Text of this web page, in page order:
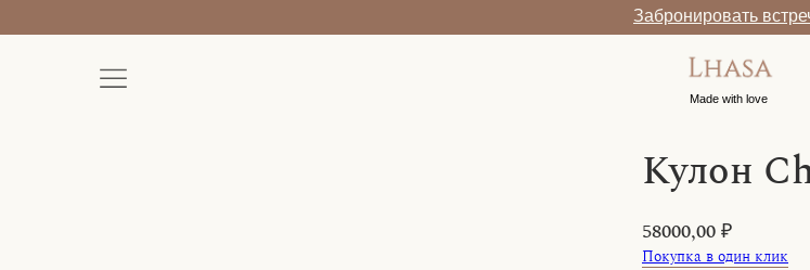
Made with love
Забронировать
Кулон
58000,00₽
Покупка в один клик